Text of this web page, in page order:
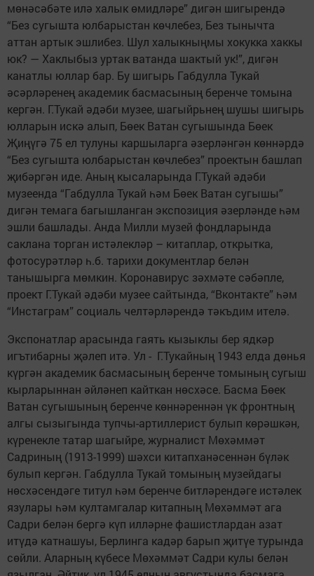
мөнәсәбәте илә халык өмидләре” дигән шигырендә
“Без сугышта юлбарыстан көчлебез, Без тынычта
аттан артык эшлибез. Шул халыкныңмы хокукка хаккы
юк? — Хаклыбыз уртак ватанда шактый ук!”, дигән
канатлы юллар бар. Бу шигырь Габдулла Тукай
әсәрләренең академик басмасының беренче томына
кергән. Г.Тукай әдәби музее, шагыйрь­нең шушы шигырь
юлларын искә алып, Бөек Ватан сугышында Бөек
Җиңүгә 75 ел тулуны каршыларга әзерләнгән көннәрдә
“Без сугышта юлбарыстан көчлебез” проектын башлап
җибәргән иде. Аның кысаларында Г.Тукай әдәби
музеенда “Габдулла Тукай һәм Бөек Ватан сугышы”
дигән темага багышланган экспозиция әзерләнде һәм
эшли башлады. Анда Милли музей фондларында
саклана торган истәлекләр – китаплар, открытка,
фотосурәтләр һ.б. тарихи документлар белән
танышырга мөмкин. Коронавирус зәхмәте сәбәпле,
проект Г.Тукай әдәби музее сайтында, “Вконтакте” һәм
“Инстаграм” социаль челтәрләрендә тәкъдим ителә.
Экспонатлар арасында гаять кызыклы бер ядкәр
игътибарны җәлеп итә. Ул - Г.Тукайның 1943 елда дөнья
күргән академик басмасының беренче томының сугыш
кырларыннан әйләнеп кайткан нөсхәсе. Басма Бөек
Ватан сугышының беренче көннәреннән үк фронтның
алгы сызыгында тупчы-артиллерист булып көрәшкән,
күренекле татар шагыйре, журналист Мөхәммәт
Садриның (1913-1999) шәхси китап­ханәсеннән бүләк
булып кергән. Габдулла Тукай томының музейдагы
нөсхәсендәге титул һәм беренче битләрендәге истәлек
язулары һәм култамгалар китапның Мөхәммәт ага
Садри белән бергә күп илләрне фашистлардан азат
итүдә катнашуы, Берлинга кадәр барып җитүе турында
сөйли. Аларның күбесе Мөхәммәт Садри кулы белән